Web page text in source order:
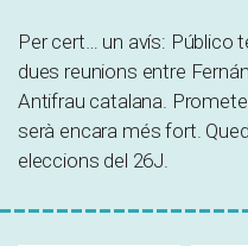
Per cert… un avís: Público
dues reunions entre
Antifrau catalana.
serà encara més fort.
eleccions del 26J.